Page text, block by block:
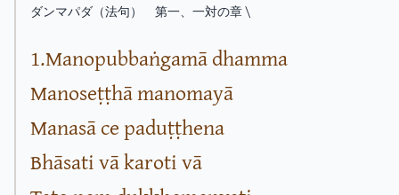
ダンマパダ（法句） 第一、一対の章 \
1.Manopubbaṅgamā dhamma
Manoseṭṭhā manomayā
Manasā ce paduṭṭhena
Bhāsati vā karoti vā